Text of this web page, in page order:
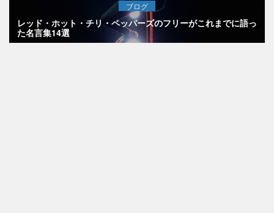
ブログ
レッド・ホット・チリ・ペッパーズのフリーがこれまでに語っ
た名言集14選